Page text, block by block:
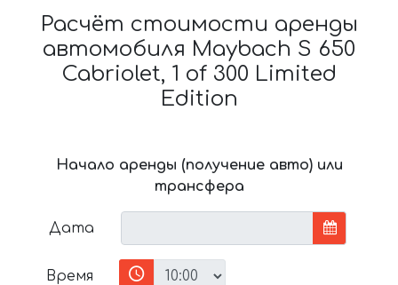
Расчёт стоимости аренды
автомобиля Maybach S 650
Cabriolet, 1 of 300 Limited
Edition
Начало аренды (получение авто) или
трансфера
Дата
Время